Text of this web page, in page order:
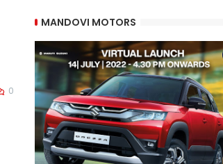
0
MANDOVI MOTORS